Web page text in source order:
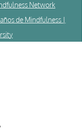
Network
de Mindfulness |